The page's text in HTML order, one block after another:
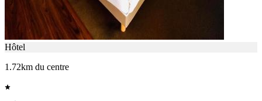
Hôtel
1.72km du centre